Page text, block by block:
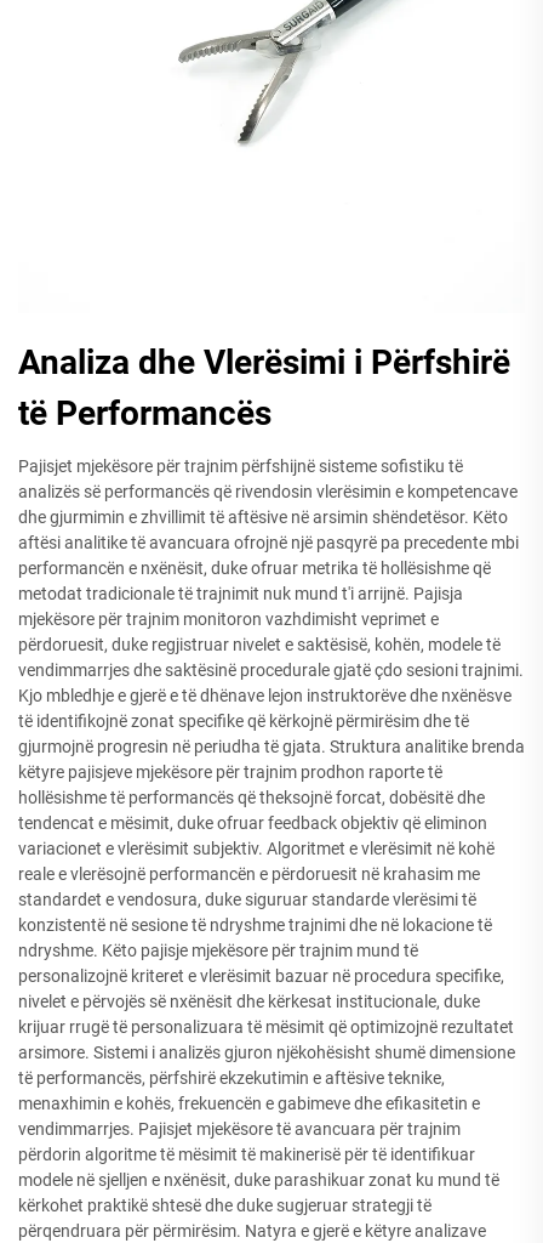
Analiza dhe Vlerësimi i Përfshirë
të Performancës
Pajisjet mjekësore për trajnim përfshijnë sisteme sofistiku të
analizës së performancës që rivendosin vlerësimin e kompetencave
dhe gjurmimin e zhvillimit të aftësive në arsimin shëndetësor. Këto
aftësi analitike të avancuara ofrojnë një pasqyrë pa precedente mbi
performancën e nxënësit, duke ofruar metrika të hollësishme që
metodat tradicionale të trajnimit nuk mund t'i arrijnë. Pajisja
mjekësore për trajnim monitoron vazhdimisht veprimet e
përdoruesit, duke regjistruar nivelet e saktësisë, kohën, modele të
vendimmarrjes dhe saktësinë procedurale gjatë çdo sesioni trajnimi.
Kjo mbledhje e gjerë e të dhënave lejon instruktorëve dhe nxënësve
të identifikojnë zonat specifike që kërkojnë përmirësim dhe të
gjurmojnë progresin në periudha të gjata. Struktura analitike brenda
këtyre pajisjeve mjekësore për trajnim prodhon raporte të
hollësishme të performancës që theksojnë forcat, dobësitë dhe
tendencat e mësimit, duke ofruar feedback objektiv që eliminon
variacionet e vlerësimit subjektiv. Algoritmet e vlerësimit në kohë
reale e vlerësojnë performancën e përdoruesit në krahasim me
standardet e vendosura, duke siguruar standarde vlerësimi të
konzistentë në sesione të ndryshme trajnimi dhe në lokacione të
ndryshme. Këto pajisje mjekësore për trajnim mund të
personalizojnë kriteret e vlerësimit bazuar në procedura specifike,
nivelet e përvojës së nxënësit dhe kërkesat institucionale, duke
krijuar rrugë të personalizuara të mësimit që optimizojnë rezultatet
arsimore. Sistemi i analizës gjuron njëkohësisht shumë dimensione
të performancës, përfshirë ekzekutimin e aftësive teknike,
menaxhimin e kohës, frekuencën e gabimeve dhe efikasitetin e
vendimmarrjes. Pajisjet mjekësore të avancuara për trajnim
përdorin algoritme të mësimit të makinerisë për të identifikuar
modele në sjelljen e nxënësit, duke parashikuar zonat ku mund të
kërkohet praktikë shtesë dhe duke sugjeruar strategji të
përqendruara për përmirësim. Natyra e gjerë e këtyre analizave